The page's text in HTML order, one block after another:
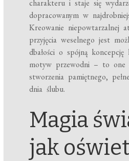
charakteru i staje się
dopracowanym w
Kreowanie niepowtarzalnej
przyjęcia weselnego jest
dbałości o spójną
motyw przewodni – to one
stworzenia pamiętnego,
dnia ślubu.
Magia
jak